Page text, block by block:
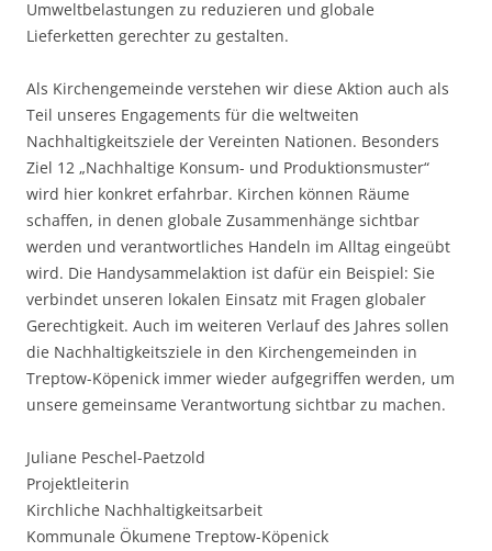
Umweltbelastungen zu reduzieren und globale
Lieferketten gerechter zu gestalten.
Als Kirchengemeinde verstehen wir diese Aktion auch als
Teil unseres Engagements für die weltweiten
Nachhaltigkeitsziele der Vereinten Nationen. Besonders
Ziel 12 „Nachhaltige Konsum- und Produktionsmuster“
wird hier konkret erfahrbar. Kirchen können Räume
schaffen, in denen globale Zusammenhänge sichtbar
werden und verantwortliches Handeln im Alltag eingeübt
wird. Die Handysammelaktion ist dafür ein Beispiel: Sie
verbindet unseren lokalen Einsatz mit Fragen globaler
Gerechtigkeit. Auch im weiteren Verlauf des Jahres sollen
die Nachhaltigkeitsziele in den Kirchengemeinden in
Treptow-Köpenick immer wieder aufgegriffen werden, um
unsere gemeinsame Verantwortung sichtbar zu machen.
Juliane Peschel-Paetzold
Projektleiterin
Kirchliche Nachhaltigkeitsarbeit
Kommunale Ökumene Treptow-Köpenick